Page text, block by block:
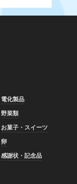
電化製品
野菜類
お菓子・スイーツ
卵
感謝状・記念品